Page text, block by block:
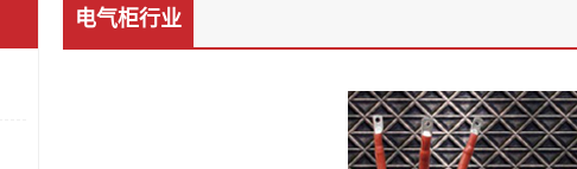
热缩电缆附件
冷缩电缆附件
电气柜行业